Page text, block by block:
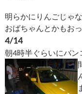
明らかにりんごじゃ
おばちゃんとかもおっ
4/14
朝4時半ぐらいにバ